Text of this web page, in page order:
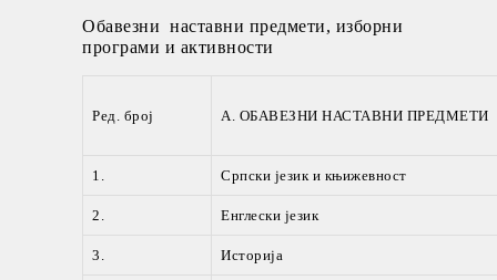
Обавезни наставни предмети, изборни
програми и активности
Ред. број А. ОБАВЕЗНИ НАСТАВНИ ПРЕДМЕТИ
1. Српски језик и књижевност
2. Енглески језик
3. Историја